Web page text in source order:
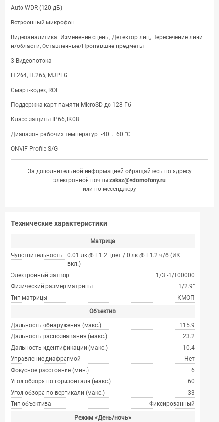
Auto WDR (120 дБ)
Встроенный микрофон
Видеоаналитика: Изменение сцены, Детектор лиц, Пересечение лини
и/области, Оставленные/Пропавшие предметы
3 Видеопотока
H.264, H.265, MJPEG
Смарт-кодек, ROI
Поддержка карт памяти MicroSD до 128 Гб
Класс защиты IP66, IK08
Диапазон рабочих температур -40 ... 60 °С
ONVIF Profile S/G
За дополнительной информацией обращайтесь по адресу
электронной почты zakaz@vdomofony.ru
или по месенджеру
Технические характеристики
Матрица
Чувствительность
0.01 лк @ F1.2 цвет / 0 лк @ F1.2 ч/б (ИК
вкл.)
Электронный затвор
1/3 -1/100000
Физический размер матрицы
1/2.9”
Тип матрицы
КМОП
Объектив
Дальность обнаружения (макс.)
115.9
Дальность распознавания (макс.)
23.2
Дальность идентификации (макс.)
10.4
Управление диафрагмой
Нет
Фокусное расстояние (мин.)
6
Угол обзора по горизонтали (макс.)
60
Угол обзора по вертикали (макс.)
33
Тип объектива
Фиксированный
Режим «День/ночь»